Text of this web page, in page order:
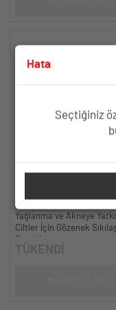
Serum, Gözenek ve
Oluşumunu Gidermeye
30 ml.
Yağlanma ve Akneye
Ciltler İçin Gözenek
Hata
Seçtiğiniz